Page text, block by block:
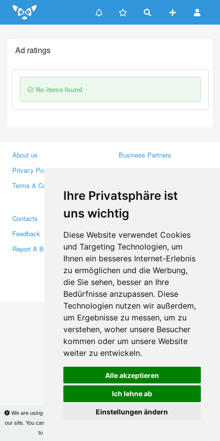
Ihre Privatsphäre ist
uns wichtig
Diese Website verwendet Cookies
und Targeting Technologien, um
Ihnen ein besseres Internet-Erlebnis
zu ermöglichen und die Werbung,
die Sie sehen, besser an Ihre
Bedürfnisse anzupassen. Diese
Technologien nutzen wir außerdem,
um Ergebnisse zu messen, um zu
verstehen, woher unsere Besucher
kommen oder um unsere Website
weiter zu entwickeln.
Alle akzeptieren
Ich lehne ab
Einstellungen ändern
Update cookies preferences
We are using cookies to provide statistics that help us give you the best experience of
our site. You can find out more
to use the site without changes, you are agreeing to it.
Ad ratings
No items found
About us
Privacy Policy
Terms & Conditions
Business Partners
Media
Contacts
Feedback
Report A Bug
Facebook
Twitter
YouTube
Google+
Makis© Copyright 2026